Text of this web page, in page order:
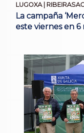
LUGOXA |
La campaña
este viernes en